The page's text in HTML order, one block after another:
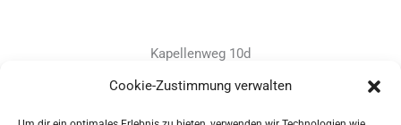
Cookie-Zustimmung verwalten
Kapellenweg 10d
D-94575 Windorf